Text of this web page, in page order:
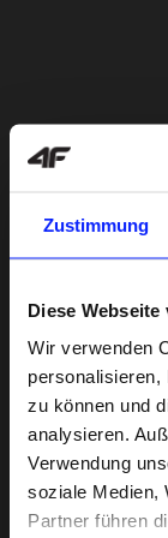
Zustimmung
Diese
Wir verwenden
personalisieren,
zu können und
analysieren.
Verwendung
soziale Medien,
Partner führen